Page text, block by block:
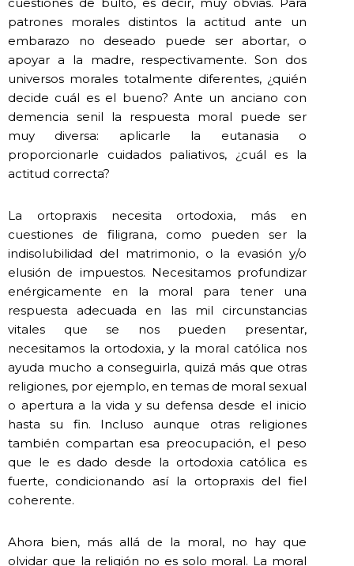
patrones morales distintos la actitud ante un
embarazo no deseado puede ser abortar, o
apoyar a la madre, respectivamente. Son dos
universos morales totalmente diferentes, ¿quién
decide cuál es el bueno? Ante un anciano con
demencia senil la respuesta moral puede ser
muy diversa: aplicarle la eutanasia o
proporcionarle cuidados paliativos, ¿cuál es la
actitud correcta?
La ortopraxis necesita ortodoxia, más en
cuestiones de filigrana, como pueden ser la
indisolubilidad del matrimonio, o la evasión y/o
elusión de impuestos. Necesitamos profundizar
enérgicamente en la moral para tener una
respuesta adecuada en las mil circunstancias
vitales que se nos pueden presentar,
necesitamos la ortodoxia, y la moral católica nos
ayuda mucho a conseguirla, quizá más que otras
religiones, por ejemplo, en temas de moral sexual
o apertura a la vida y su defensa desde el inicio
hasta su fin. Incluso aunque otras religiones
también compartan esa preocupación, el peso
que le es dado desde la ortodoxia católica es
fuerte, condicionando así la ortopraxis del fiel
coherente.
Ahora bien, más allá de la moral, no hay que
olvidar que la religión no es solo moral. La moral